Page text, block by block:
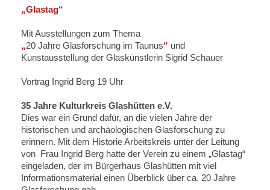
„Glastag“
Mit Ausstellungen zum Thema
„20 Jahre Glasforschung im Taunus“ und
Kunstausstellung der Glaskünstlerin Sigrid Schauer
Vortrag Ingrid Berg 19 Uhr
35 Jahre Kulturkreis Glashütten e.V.
Dies war ein Grund dafür, an die vielen Jahre der
historischen und archäologischen Glasforschung zu
erinnern. Mit dem Historie Arbeitskreis unter der Leitung
von Frau Ingrid Berg hatte der Verein zu einem „Glastag“
eingeladen, der im Bürgerhaus Glashütten mit viel
Informationsmaterial einen Überblick über ca. 20 Jahre